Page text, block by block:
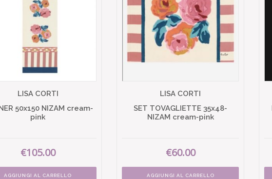
LISA CORTI
50x150 NIZAM cream-
pink
€105.00
AGGIUNGI AL CARRELLO
LISA CORTI
SET TOVAGLIETTE 35x48-
NIZAM cream-pink
€60.00
AGGIUNGI AL CARRELLO